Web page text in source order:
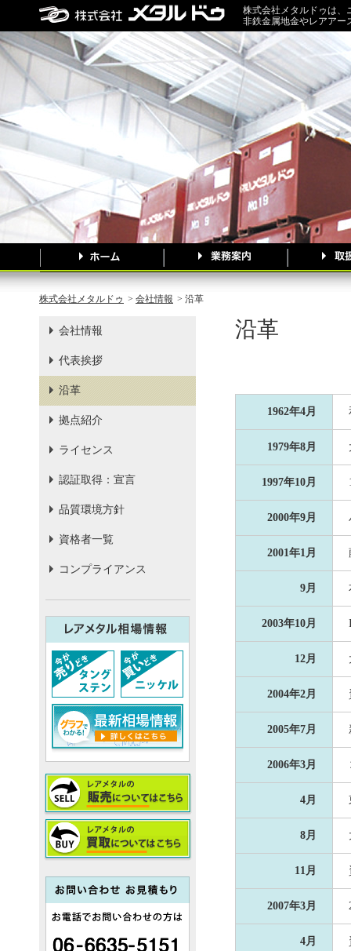
株式会社メタルドゥは、
非鉄金属地金やレアアー
株式会社メタルドゥ > 会社情報 > 沿革
会社情報
代表挨拶
沿革
拠点紹介
ライセンス
認証取得：宣言
品質環境方針
資格者一覧
コンプライアンス
沿革
1962年4月
1979年8月
1997年10月
2000年9月
2001年1月
9月
2003年10月
12月
2004年2月
2005年7月
2006年3月
4月
8月
11月
2007年3月
4月